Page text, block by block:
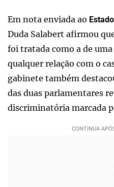
Em nota enviada ao
Duda Salabert afirmou
foi tratada como a de
qualquer relação com o
gabinete também
das duas parlamentares
discriminatória marcada